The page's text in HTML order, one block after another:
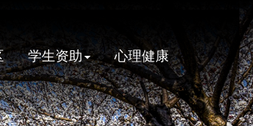
学生资助
心理健康